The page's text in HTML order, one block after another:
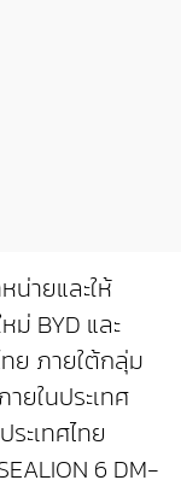
น่ายและให้
BYD และ
ทย ภายใต้กลุ่ม
ยในประเทศ
ะเทศไทย
6 DM-